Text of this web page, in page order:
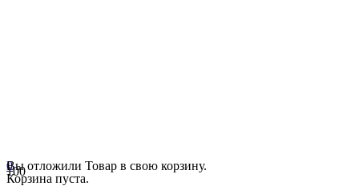
0
Вы отложили Товар в свою корзину.
Корзина пуста.